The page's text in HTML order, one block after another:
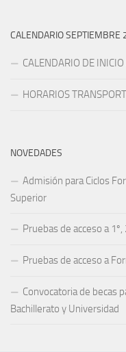
CALENDARIO SEPTIEMBRE
CALENDARIO DE
HORARIOS
NOVEDADES
Admisión para Ciclos
Superior
Pruebas de acceso a
Pruebas de acceso a
Convocatoria de becas
Bachillerato y Universidad